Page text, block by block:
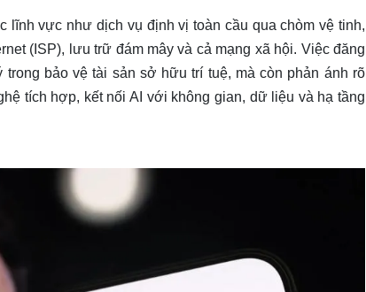
vực như dịch vụ định vị toàn cầu qua chòm vệ tinh,
(ISP), lưu trữ đám mây và cả mạng xã hội. Việc đăng
bảo vệ tài sản sở hữu trí tuệ, mà còn phản ánh rõ
tích hợp, kết nối AI với không gian, dữ liệu và hạ tầng